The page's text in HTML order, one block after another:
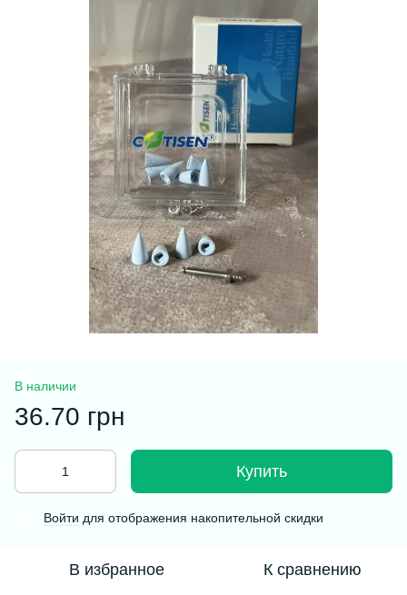
В наличии
36.70 грн
Купить
Войти для отображения накопительной скидки
В избранное К сравнению